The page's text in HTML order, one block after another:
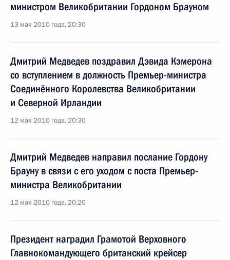
министром Великобритании Гордоном Брауном
13 мая 2010 года, 20:30
Дмитрий Медведев поздравил Дэвида Кэмерона
со вступлением в должность Премьер-министра
Соединённого Королевства Великобритании
и Северной Ирландии
12 мая 2010 года, 20:30
Дмитрий Медведев направил послание Гордону
Брауну в связи с его уходом с поста Премьер-
министра Великобритании
12 мая 2010 года, 20:20
Президент наградил Грамотой Верховного
Главнокомандующего британский крейсер